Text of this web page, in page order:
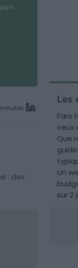
: des
Les
Faro
ceux
Que
Un
sur 2